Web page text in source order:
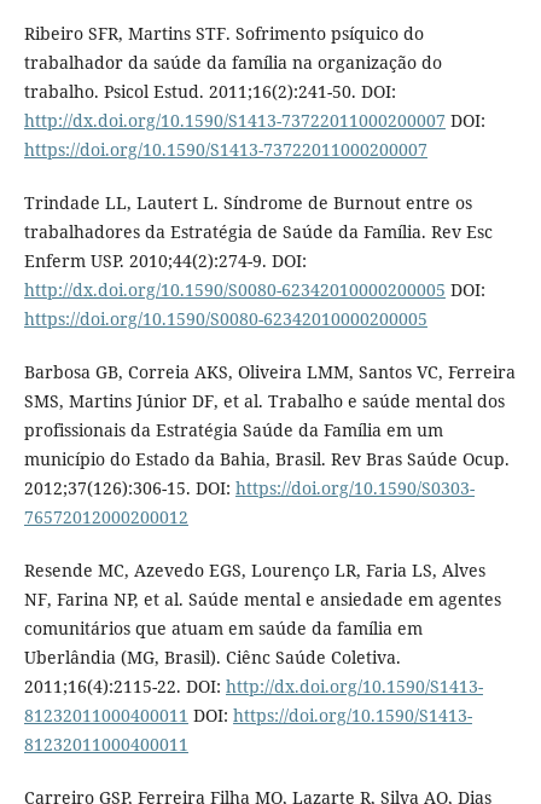
Ribeiro SFR, Martins STF. Sofrimento psíquico do
trabalhador da saúde da família na organização do
trabalho. Psicol Estud. 2011;16(2):241-50. DOI:
http://dx.doi.org/10.1590/S1413-73722011000200007 DOI:
https://doi.org/10.1590/S1413-73722011000200007
Trindade LL, Lautert L. Síndrome de Burnout entre os
trabalhadores da Estratégia de Saúde da Família. Rev Esc
Enferm USP. 2010;44(2):274-9. DOI:
http://dx.doi.org/10.1590/S0080-62342010000200005 DOI:
https://doi.org/10.1590/S0080-62342010000200005
Barbosa GB, Correia AKS, Oliveira LMM, Santos VC, Ferreira
SMS, Martins Júnior DF, et al. Trabalho e saúde mental dos
profissionais da Estratégia Saúde da Família em um
município do Estado da Bahia, Brasil. Rev Bras Saúde Ocup.
2012;37(126):306-15. DOI: https://doi.org/10.1590/S0303-
76572012000200012
Resende MC, Azevedo EGS, Lourenço LR, Faria LS, Alves
NF, Farina NP, et al. Saúde mental e ansiedade em agentes
comunitários que atuam em saúde da família em
Uberlândia (MG, Brasil). Ciênc Saúde Coletiva.
2011;16(4):2115-22. DOI: http://dx.doi.org/10.1590/S1413-
81232011000400011 DOI: https://doi.org/10.1590/S1413-
81232011000400011
Carreiro GSP, Ferreira Filha MO, Lazarte R, Silva AO, Dias